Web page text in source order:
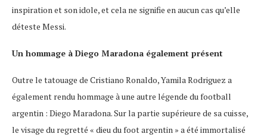
inspiration et son idole, et cela ne signifie en aucun cas qu’elle
déteste Messi.
Un hommage à Diego Maradona également présent
Outre le tatouage de Cristiano Ronaldo, Yamila Rodriguez a
également rendu hommage à une autre légende du football
argentin : Diego Maradona. Sur la partie supérieure de sa cuisse,
le visage du regretté « dieu du foot argentin » a été immortalisé